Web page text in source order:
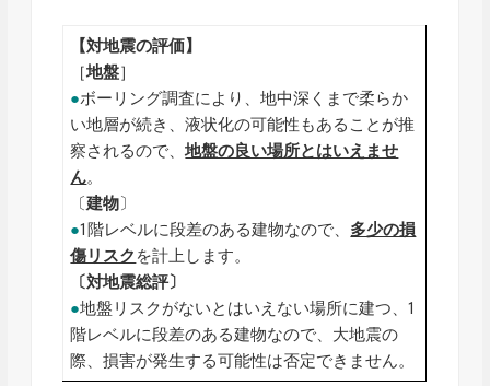
【対地震の評価】
［地盤］
●ボーリング調査により、地中深くまで柔らか
い地層が続き、液状化の可能性もあることが推
察されるので、地盤の良い場所とはいえませ
ん。
〔建物〕
●1階レベルに段差のある建物なので、 多少の損
傷リスク を計上します。
〔対地震総評〕
●地盤リスクがないとはいえない場所に建つ、1
階レベルに段差のある建物なので、大地震の
際、損害が発生する可能性は否定できません。